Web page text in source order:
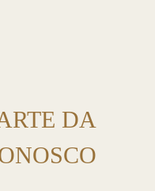
DA